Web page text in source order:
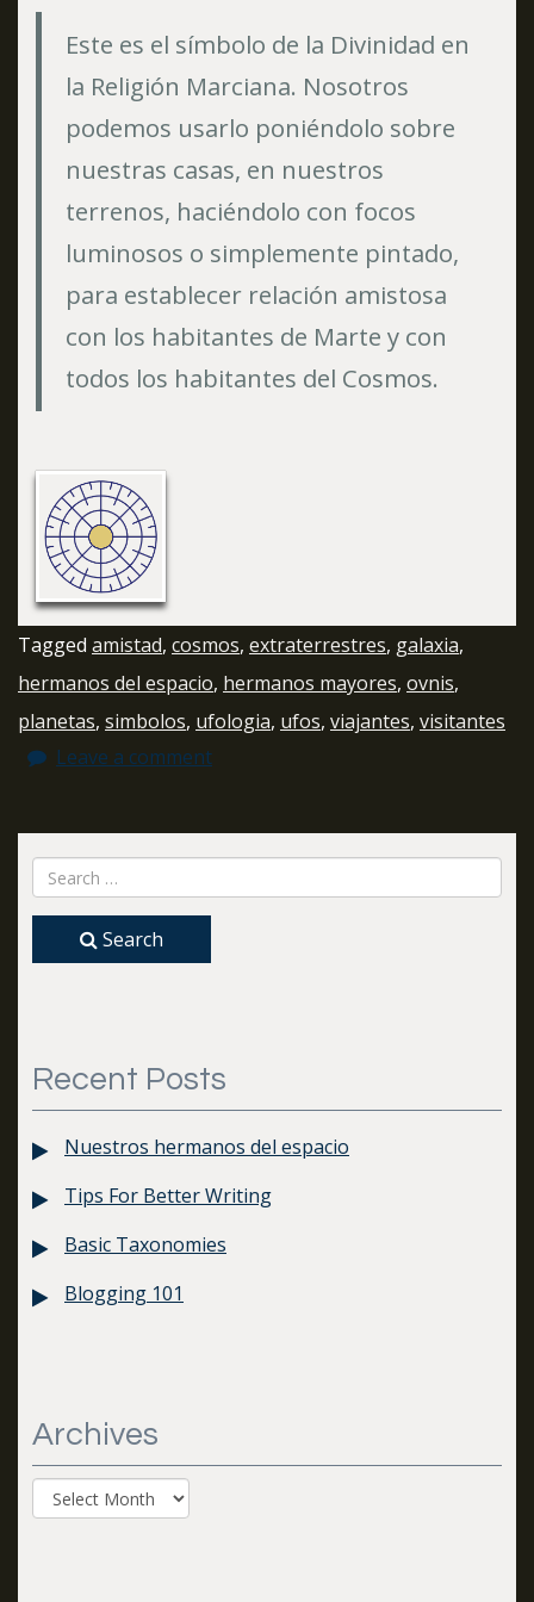
Este es el símbolo de la Divinidad en
la Religión Marciana. Nosotros
podemos usarlo poniéndolo sobre
nuestras casas, en nuestros
terrenos, haciéndolo con focos
luminosos o simplemente pintado,
para establecer relación amistosa
con los habitantes de Marte y con
todos los habitantes del Cosmos.
Tagged amistad, cosmos, extraterrestres, galaxia,
hermanos del espacio, hermanos mayores, ovnis,
planetas, simbolos, ufologia, ufos, viajantes, visitantes
Leave a comment
Search
Recent Posts
Nuestros hermanos del espacio
Tips For Better Writing
Basic Taxonomies
Blogging 101
Archives
Archives